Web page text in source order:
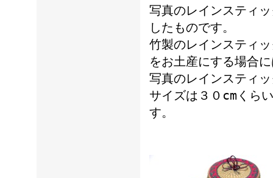
写真のレインスティ
したものです。
竹製のレインスティ
をお土産にする場合
写真のレインスティ
サイズは３０cmくら
す。